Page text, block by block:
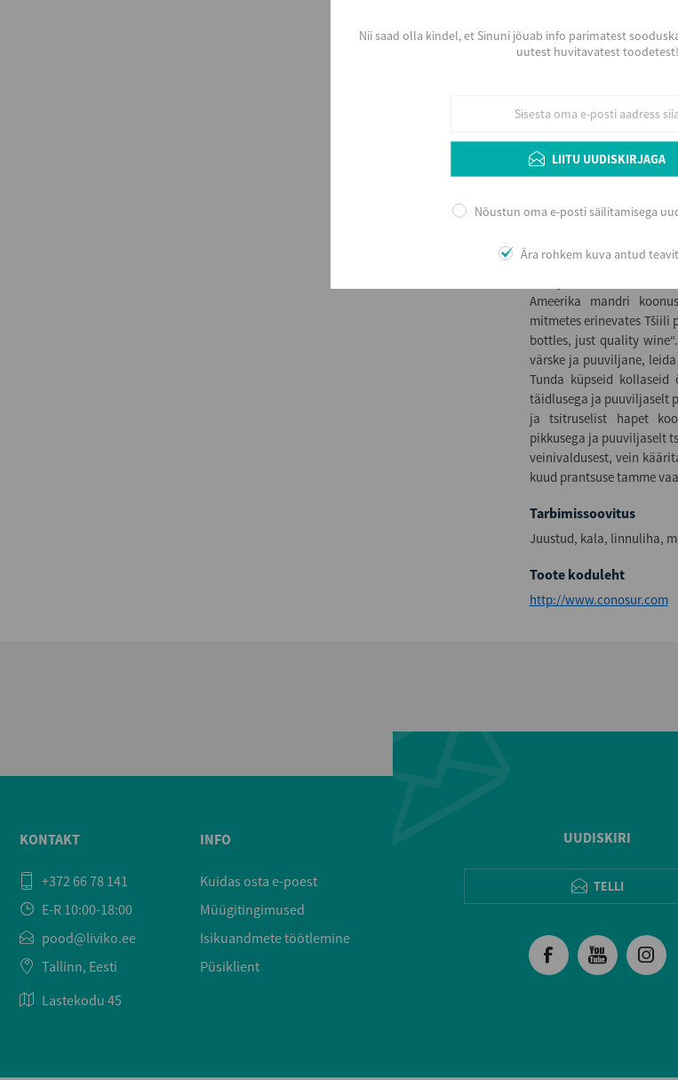
Värvus
Valge
Jahutatult, 8 - 10 ºC,
veinikeldris 2 - 5
Lisainfo
Viña Cono Sur on noor
Concha y Toro
Valleys. Nimetus Cono
Ameerika mandri
mitmetes erinevates Tšiili
bottles, just quality
värske ja puuviljane,
Tunda küpseid
täidlusega ja puuviljaselt
ja tsitruselist hapet
pikkusega ja puuviljaselt
veinivaldusest, vein
kuud prantsuse tamme
Tarbimissoovitus
Juustud, kala, linnuliha,
Toote koduleht
http://www.conosur.com
UUDISKIRI
TELLI
KONTAKT
+372 66 78 141
E-R 10:00-18:00
pood@liviko.ee
Tallinn, Eesti
Lastekodu 45
INFO
Kuidas osta e-poest
Müügitingimused
Isikuandmete töötlemine
Püsiklient
Nii saad olla kindel, et Sinuni jõuab info parimatest
uutest huvitavatest toodetest!
LIITU UUDISKIRJAGA
Nõustun oma e-posti säilitamisega
Ära rohkem kuva antud